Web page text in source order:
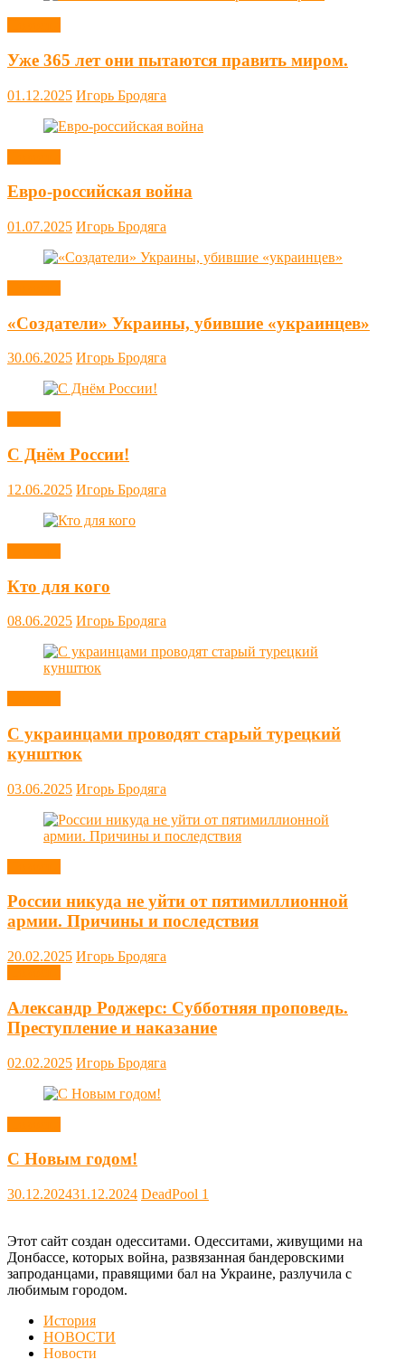
Уже 365 лет они пытаются править миром.
01.12.2025 Игорь Бродяга
Евро-российская война
01.07.2025 Игорь Бродяга
«Создатели» Украины, убившие «украинцев»
30.06.2025 Игорь Бродяга
С Днём России!
12.06.2025 Игорь Бродяга
Кто для кого
08.06.2025 Игорь Бродяга
С украинцами проводят старый турецкий
кунштюк
03.06.2025 Игорь Бродяга
России никуда не уйти от пятимиллионной
армии. Причины и последствия
20.02.2025 Игорь Бродяга
Александр Роджерс: Субботняя проповедь.
Преступление и наказание
02.02.2025 Игорь Бродяга
С Новым годом!
30.12.202431.12.2024 DeadPool 1
Этот сайт создан одесситами. Одесситами, живущими на
Донбассе, которых война, развязанная бандеровскими
запроданцами, правящими бал на Украине, разлучила с
любимым городом.
История
НОВОСТИ
Новости